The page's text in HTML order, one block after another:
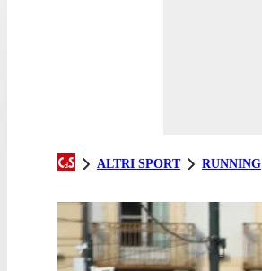
ALTRI SPORT RUNNING